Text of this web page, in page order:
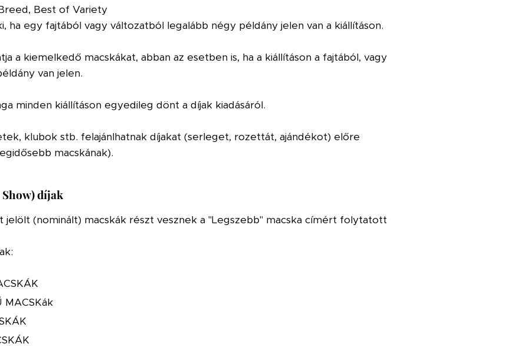
Best of Variety
ha egy fajtából vagy változatból legalább négy példány jelen van a kiállításon.
a kiemelkedő macskákat, abban az esetben is, ha a kiállításon a fajtából, vagy
van jelen.
minden kiállításon egyedileg dönt a díjak kiadásáról.
klubok stb. felajánlhatnak díjakat (serleget, rozettát, ajándékot) előre
macskának).
Show) díjak
(nominált) macskák részt vesznek a "Legszebb" macska címért folytatott
MACSKák